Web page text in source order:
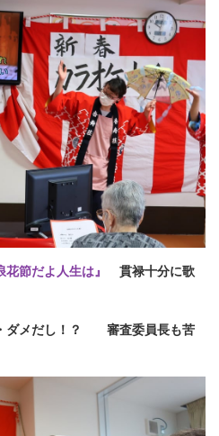
花節だよ人生は』
貫禄十分に歌
ダメだし！？ 審査委員長も苦